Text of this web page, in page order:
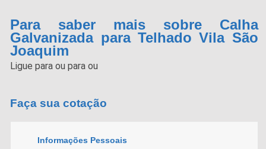
Para saber mais sobre Calha
Galvanizada para Telhado Vila São
Joaquim
Ligue paraou paraou
Faça sua cotação
Informações Pessoais